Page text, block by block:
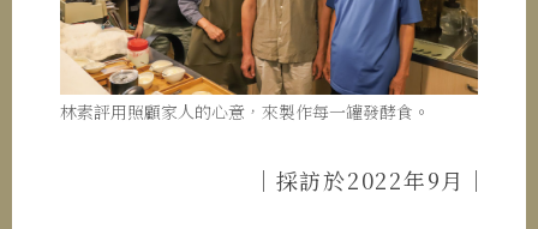
林素評用照顧家人的心意，來製作每一罐發酵食。
｜採訪於2022年9月｜